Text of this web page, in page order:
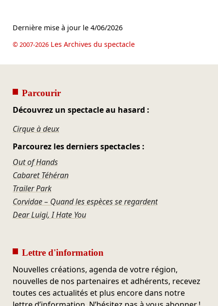
Dernière mise à jour le 4/06/2026
© 2007-2026Les Archives du spectacle
Parcourir
Découvrez un spectacle au hasard :
Cirque à deux
Parcourez les derniers spectacles :
Out of Hands
Cabaret Téhéran
Trailer Park
Corvidae – Quand les espèces se regardent
Dear Luigi, I Hate You
Lettre d'information
Nouvelles créations, agenda de votre région,
nouvelles de nos partenaires et adhérents, recevez
toutes ces actualités et plus encore dans notre